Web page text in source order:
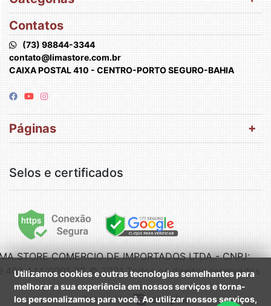
Contatos
(73) 98844-3344
contato@limastore.com.br
CAIXA POSTAL 410 - CENTRO-PORTO SEGURO-BAHIA
Páginas
Selos e certificados
STORE COMERCIO DE IMPORTADOS LTDA - CNPJ:
0001-28 © 2021 Todos os direitos reservados
Powered by
Utilizamos cookies e outras tecnologias semelhantes para
melhorar a sua experiência em nossos serviços e torna-
los personalizamos para você. Ao utilizar nossos serviços,